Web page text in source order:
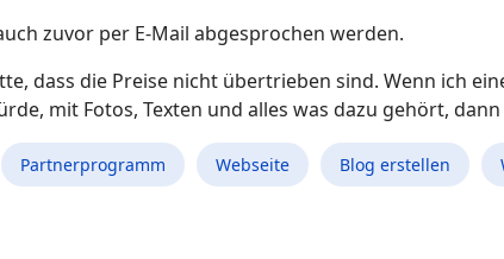
zuvor per E-Mail abgesprochen werden.
dass die Preise nicht übertrieben sind. Wenn ich
mit Fotos, Texten und alles was dazu gehört,
Partnerprogramm Webseite Blog erstellen